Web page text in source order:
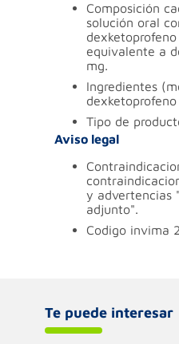
composición
solución oral
equivalente a
mg.
ingredientes
dexketoprofeno
tipo de
Aviso legal
y advertencias
adjunto".
codigo invima
Te puede interesar